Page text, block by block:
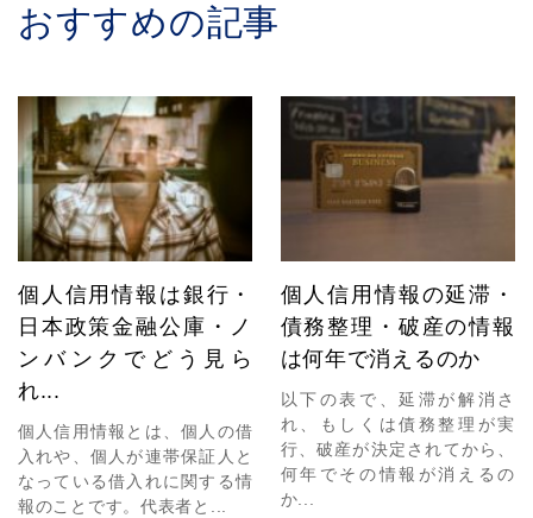
おすすめの記事
個人信用情報は銀行・
日本政策金融公庫・ノ
ンバンクでどう見ら
れ...
個人信用情報とは、個人の借
入れや、個人が連帯保証人と
なっている借入れに関する情
報のことです。代表者と...
個人信用情報の延滞・
債務整理・破産の情報
は何年で消えるのか
以下の表で、延滞が解消さ
れ、もしくは債務整理が実
行、破産が決定されてから、
何年でその情報が消えるの
か...